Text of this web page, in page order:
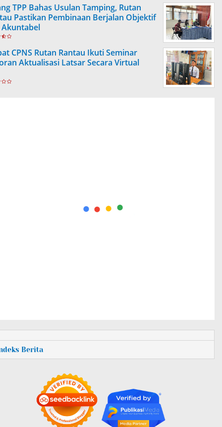
TPP Bahas Usulan Tamping, Rutan
Pastikan Pembinaan Berjalan Objektif
CPNS Rutan Rantau Ikuti Seminar
Aktualisasi Latsar Secara Virtual
Berita